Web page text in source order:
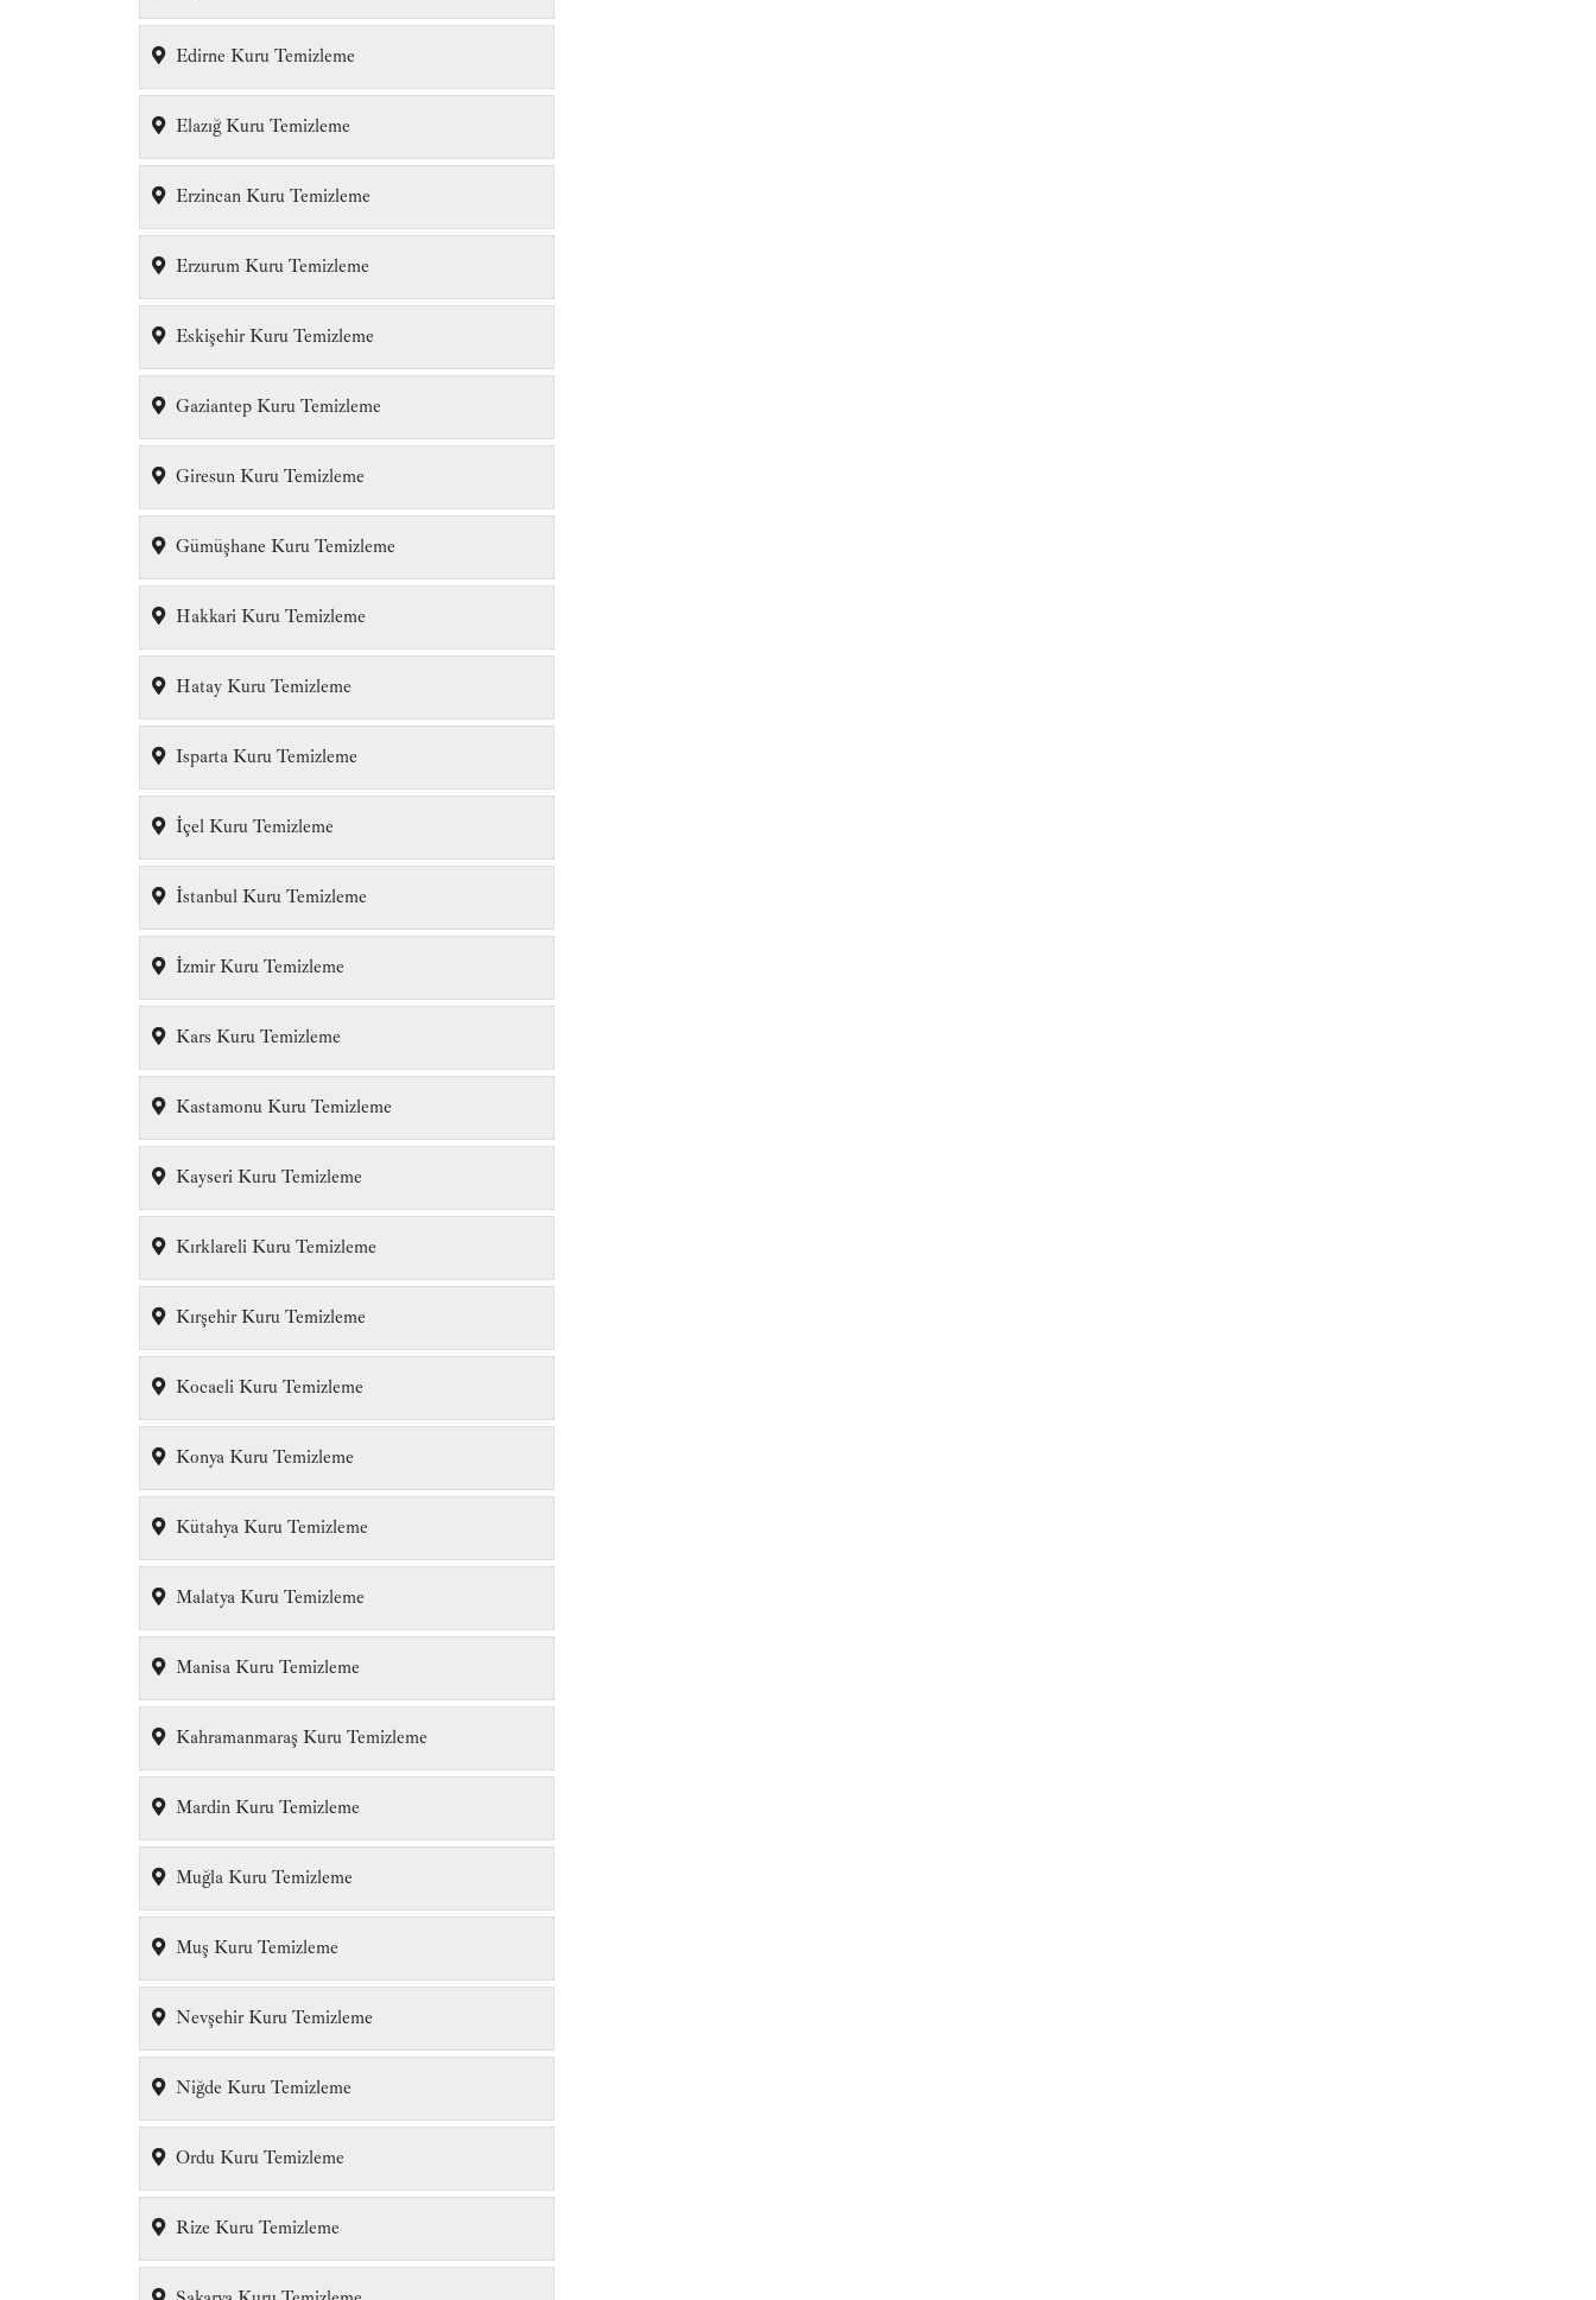
Edirne Kuru Temizleme
Elazığ Kuru Temizleme
Erzincan Kuru Temizleme
Erzurum Kuru Temizleme
Eskişehir Kuru Temizleme
Gaziantep Kuru Temizleme
Giresun Kuru Temizleme
Gümüşhane Kuru Temizleme
Hakkari Kuru Temizleme
Hatay Kuru Temizleme
Isparta Kuru Temizleme
İçel Kuru Temizleme
İstanbul Kuru Temizleme
İzmir Kuru Temizleme
Kars Kuru Temizleme
Kastamonu Kuru Temizleme
Kayseri Kuru Temizleme
Kırklareli Kuru Temizleme
Kırşehir Kuru Temizleme
Kocaeli Kuru Temizleme
Konya Kuru Temizleme
Kütahya Kuru Temizleme
Malatya Kuru Temizleme
Manisa Kuru Temizleme
Kahramanmaraş Kuru Temizleme
Mardin Kuru Temizleme
Muğla Kuru Temizleme
Muş Kuru Temizleme
Nevşehir Kuru Temizleme
Niğde Kuru Temizleme
Ordu Kuru Temizleme
Rize Kuru Temizleme